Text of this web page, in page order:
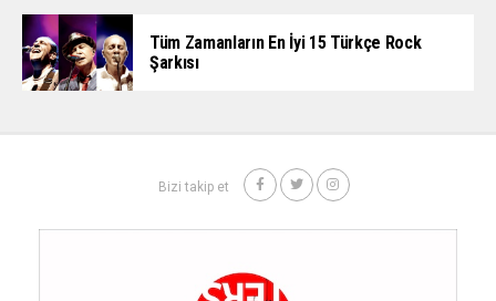
Tüm Zamanların En İyi 15 Türkçe Rock
Şarkısı
Bizi takip et